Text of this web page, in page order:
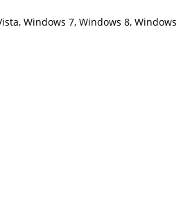
Windows 7, Windows 8, Windows